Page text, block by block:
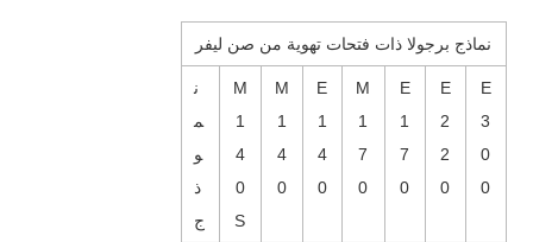
نماذج برجولا ذات فتحات تهوية من صن ليفر
ن
م
و
ذ
ج
M
1
4
0
S
M
1
4
0
E
1
4
0
M
1
7
0
E
1
7
0
E
2
2
0
E
3
0
0